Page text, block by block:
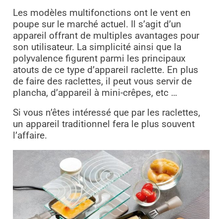
Les modèles multifonctions ont le vent en
poupe sur le marché actuel. Il s’agit d’un
appareil offrant de multiples avantages pour
son utilisateur. La simplicité ainsi que la
polyvalence figurent parmi les principaux
atouts de ce type d’appareil raclette. En plus
de faire des raclettes, il peut vous servir de
plancha, d’appareil à mini-crêpes, etc …
Si vous n’êtes intéressé que par les raclettes,
un appareil traditionnel fera le plus souvent
l’affaire.